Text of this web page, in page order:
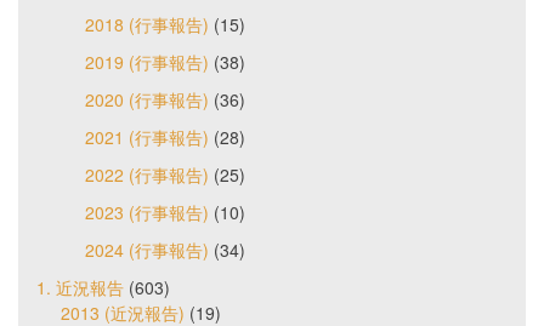
2018 (行事報告) (15)
2019 (行事報告) (38)
2020 (行事報告) (36)
2021 (行事報告) (28)
2022 (行事報告) (25)
2023 (行事報告) (10)
2024 (行事報告) (34)
1. 近況報告 (603)
2013 (近況報告) (19)